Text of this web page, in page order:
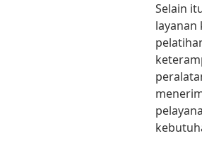
Selain
layanan